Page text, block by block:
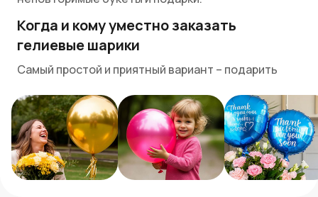
Когда и кому уместно заказать
гелиевые шарики
Самый простой и приятный вариант – подарить
обожали мультфильмы и игрушки. Яркий шарик,
стремящийся в небо, вызовет у малыша бурю
восторга и улыбок. Здесь повода не надо —
просто встреча, просто поход в парк или зоопарк,
просто прогулка. Для любого ребенка воздушный